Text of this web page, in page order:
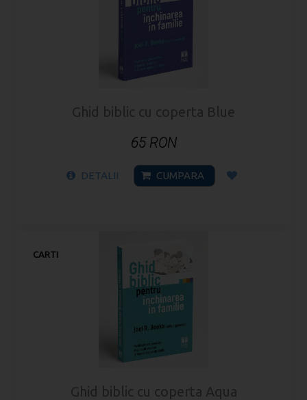
Ghid biblic cu coperta Blue
65 RON
DETALII CUMPARA
CARTI
Ghid biblic cu coperta Aqua